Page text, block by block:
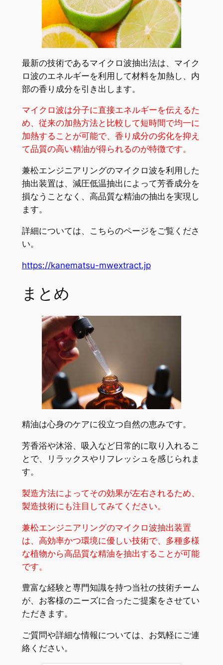
最新の技術であるマイクロ波抽出法は、マイク
ロ波のエネルギーを利用して材料を加熱し、内
部の香り成分を引き出します。
マイクロ波は分子に直接エネルギーを伝えるた
め、従来の加熱方法と比較して短時間で均一に
加熱することが可能で、香り成分の劣化を抑え
て品質の高い精油が得られるのが特徴です。
兼松エンジニアリングのマイクロ波を利用した
抽出装置は、減圧低温抽出によって芳香成分を
損なうことなく、高品質な精油の抽出を実現し
ます。
詳細については、こちらのページをご覧くださ
い。
https://kanematsu-mwextract.jp
まとめ
精油は心身のケアに役立つ自然の恵みです。
芳香浴や沐浴、吸入など日常的に取り入れるこ
とで、リラックスやリフレッシュを感じられま
す。
製造方法によってその効果が左右されるため、
製造技術にも注目してみてください。
兼松エンジニアリングのマイクロ波抽出装置
は、高効率かつ環境に優しい技術で、多種多様
な植物から高品質な精油を抽出することが可能
です。
豊富な経験と専門知識を持つ当社の技術チーム
が、お客様のニーズに合ったご提案をさせてい
ただきます。
ご質問や詳細な情報については、お気軽にご連
絡ください。